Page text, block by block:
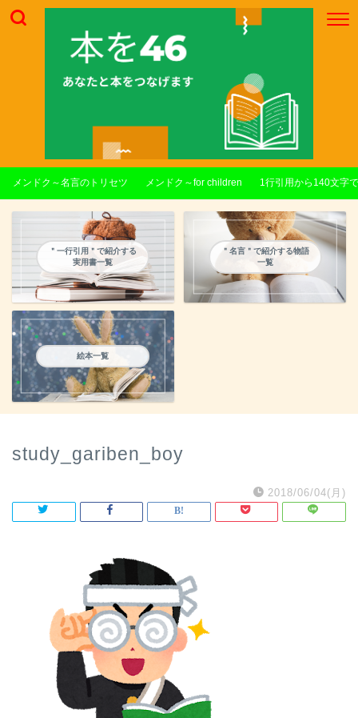
メンドク～名言のトリセツ メンドク～for children 1行引用から140文字
＂一行引用＂で紹介する
実用書一覧
＂名言＂で紹介する物語
一覧
絵本一覧
study_gariben_boy
2018/06/04(月)